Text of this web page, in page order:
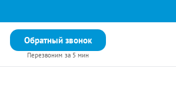
Обратный звонок
Перезвоним за 5 мин